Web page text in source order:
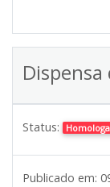
Status:
Publicado em: